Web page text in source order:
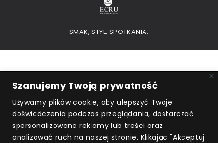
Szanujemy Twoją prywatność
Używamy plików cookie, aby ulepszyć Twoje
doświadczenia podczas przeglądania, dostarczać
spersonalizowane reklamy lub treści oraz
analizować ruch na naszej stronie. Klikając "Akceptuj
SMAK, STYL, SPOTKANIA.
Przedsiębiorca uzyskał subwencję
finansową w ramach programu